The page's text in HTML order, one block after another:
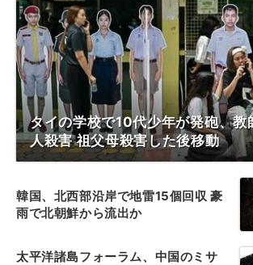
タイの学校で10代少年が発砲、教
人殺害 祖父母殺害した後移動
韓国、北西部沿岸で地雷15個回収 豪
雨で北朝鮮から流出か
太平洋諸島フォーラム、中国のミサ